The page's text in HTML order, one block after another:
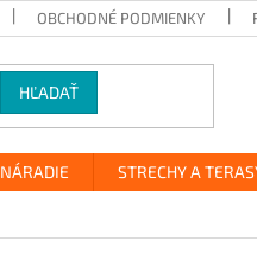
OBCHODNÉ PODMIENKY
HĽADAŤ
NÁRADIE STRECHY A